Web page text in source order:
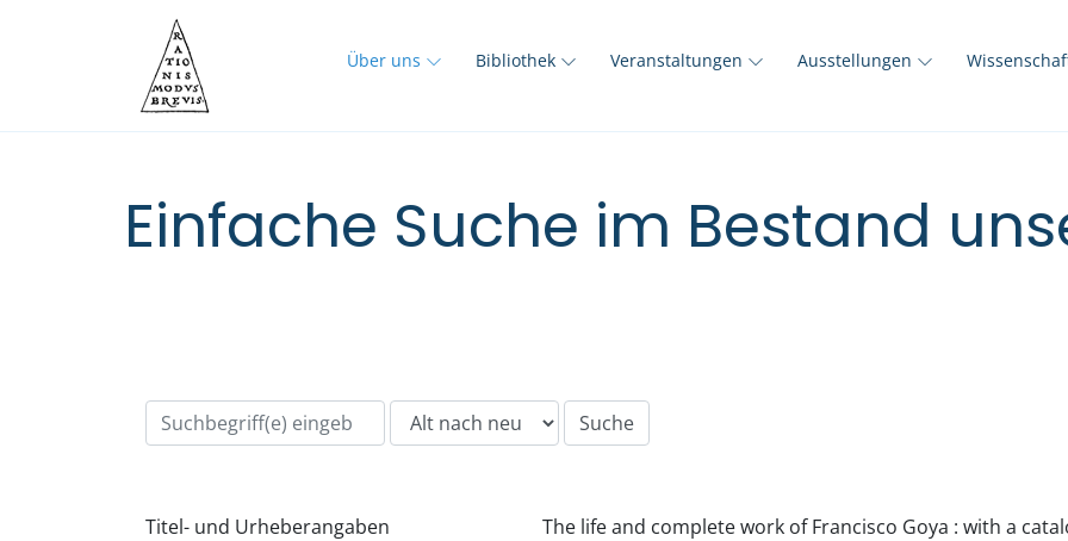
Über uns Bibliothek Veranstaltungen Ausstellungen
Einfache Suche im Bestand
Titel- und Urheberangaben
The life and complete work of Francisco Goya : with a